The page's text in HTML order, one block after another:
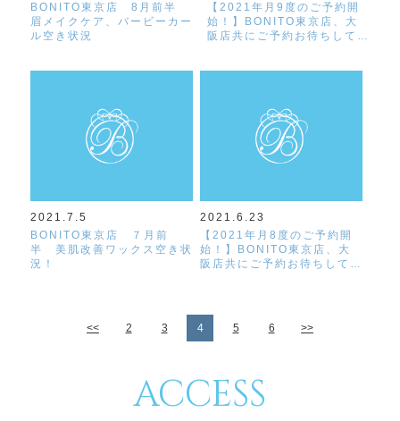
BONITO東京店 8月前半
眉メイクケア、バービーカー
ル空き状況
【2021年月9度のご予約開
始！】BONITO東京店、大
阪店共にご予約お待ちして…
2021.7.5
BONITO東京店 ７月前
半 美肌改善ワックス空き状
況！
2021.6.23
【2021年月8度のご予約開
始！】BONITO東京店、大
阪店共にご予約お待ちして…
<< 2 3 4 5 6 >>
ACCESS